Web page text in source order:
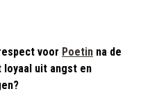
voor Poetin na de
loyaal uit angst en